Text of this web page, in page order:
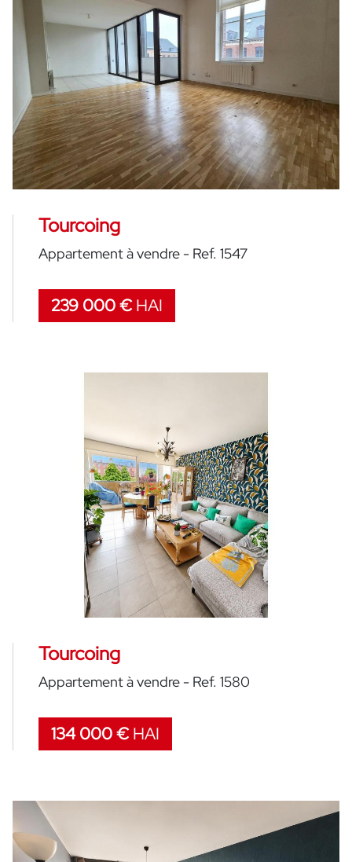
Tourcoing
Appartement à vendre - Ref. 1547
239 000 €HAI
Tourcoing
Appartement à vendre - Ref. 1580
134 000 €HAI